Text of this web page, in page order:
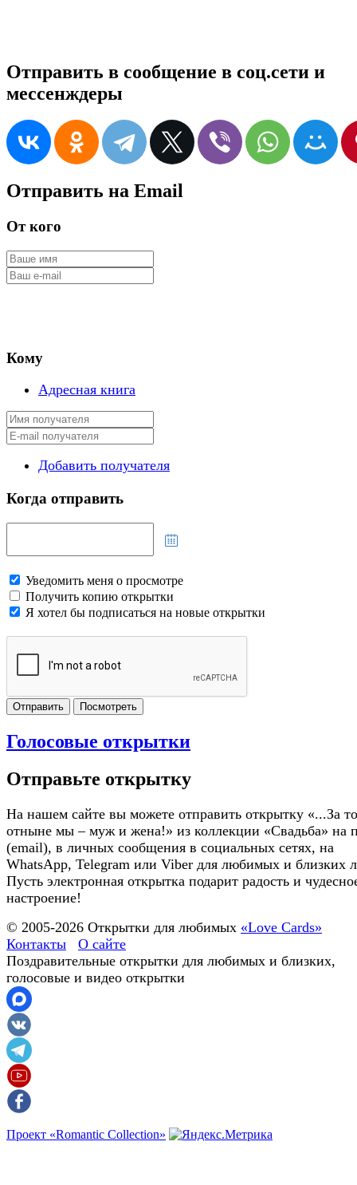
Отправить в сообщение в соц.сети и
мессенждеры
Отправить на Email
От кого
Кому
Адресная книга
Добавить получателя
Когда отправить
Уведомить меня о просмотре
Получить копию открытки
Я хотел бы подписаться на новые открытки
Отправить Посмотреть
Голосовые открытки
Отправьте открытку
На нашем сайте вы можете отправить открытку «...За
отныне мы – муж и жена!» из коллекции «Свадьба» на
(email), в личных сообщения в социальных сетях, на
WhatsApp, Telegram или Viber для любимых и близких
Пусть электронная открытка подарит радость и
настроение!
© 2005-2026 Открытки для любимых «Love Cards»
Контакты
О сайте
Поздравительные открытки для любимых и близких,
голосовые и видео открытки
Проект «Romantic Collection»